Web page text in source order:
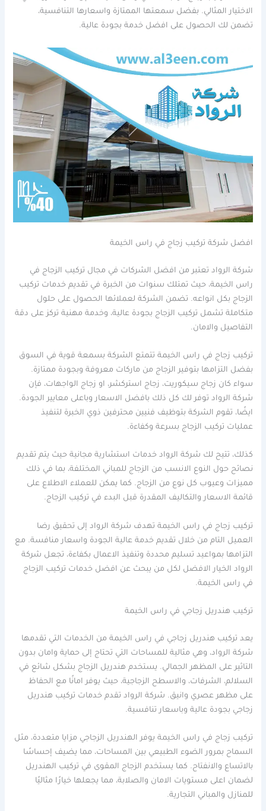
الاختيار المثالي. بفضل سمعتها الممتازة واسعارها التنافسية،
تضمن لك الحصول على افضل خدمة بجودة عالية.
افضل شركة تركيب زجاج في راس الخيمة
شركة الرواد تعتبر من افضل الشركات في مجال تركيب الزجاج في
راس الخيمة، حيث تمتلك سنوات من الخبرة في تقديم خدمات تركيب
الزجاج بكل انواعه. تضمن الشركة لعملائها الحصول على حلول
متكاملة تشمل تركيب الزجاج بجودة عالية، وخدمة مهنية تركز على دقة
التفاصيل والامان.
تركيب زجاج في راس الخيمة تتمتع الشركة بسمعة قوية في السوق
بفضل التزامها بتوفير الزجاج من ماركات معروفة وبجودة ممتازة.
سواء كان زجاج سيكوريت، زجاج استركشر، او زجاج الواجهات، فإن
شركة الرواد توفر لك كل ذلك بافضل الاسعار وباعلى معايير الجودة.
ايضًا، تقوم الشركة بتوظيف فنيين محترفين ذوي الخبرة لتنفيذ
عمليات تركيب الزجاج بسرعة وكفاءة.
كذلك، تتيح لك شركة الرواد خدمات استشارية مجانية حيث يتم تقديم
نصائح حول النوع الانسب من الزجاج للمباني المختلفة، بما في ذلك
مميزات وعيوب كل نوع من الزجاج. كما يمكن للعملاء الاطلاع على
قائمة الاسعار والتكاليف المقدرة قبل البدء في تركيب الزجاج.
تركيب زجاج في راس الخيمة تهدف شركة الرواد إلى تحقيق رضا
العميل التام من خلال تقديم خدمة عالية الجودة واسعار منافسة. مع
التزامها بمواعيد تسليم محددة وتنفيذ الاعمال بكفاءة، تجعل شركة
الرواد الخيار الافضل لكل من يبحث عن افضل خدمات تركيب الزجاج
في راس الخيمة.
تركيب هندريل زجاجي في راس الخيمة
يعد تركيب هندريل زجاجي في راس الخيمة من الخدمات التي تقدمها
شركة الرواد، وهي مثالية للمساحات التي تحتاج إلى حماية وامان بدون
التاثير على المظهر الجمالي. يستخدم هندريل الزجاج بشكل شائع في
السلالم، الشرفات، والاسطح الزجاجية، حيث يوفر امانًا مع الحفاظ
على مظهر عصري وانيق. شركة الرواد تقدم خدمات تركيب هندريل
زجاجي بجودة عالية وباسعار تنافسية.
تركيب زجاج في راس الخيمة يوفر الهندريل الزجاجي مزايا متعددة، مثل
السماح بمرور الضوء الطبيعي بين المساحات، مما يضيف إحساسًا
بالاتساع والانفتاح. كما يستخدم الزجاج المقوى في تركيب الهندريل
لضمان اعلى مستويات الامان والصلابة، مما يجعلها خيارًا مثاليًا
للمنازل والمباني التجارية.